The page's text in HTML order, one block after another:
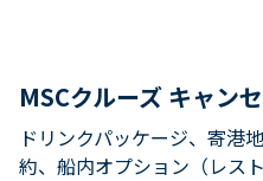
MSCクルーズ キャン
ドリンクパッケージ、寄港
約、船内オプション（レス